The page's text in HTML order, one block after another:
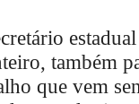
também
que vem